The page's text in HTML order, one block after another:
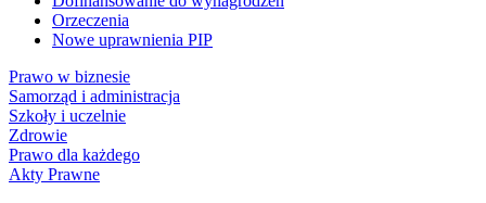
Orzeczenia
Nowe uprawnienia PIP
Prawo w biznesie
Samorząd i administracja
Szkoły i uczelnie
Zdrowie
Prawo dla każdego
Akty Prawne